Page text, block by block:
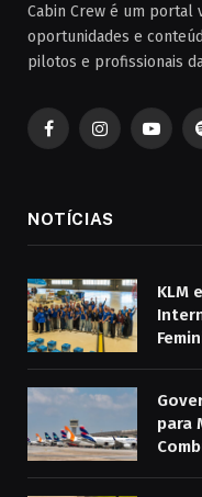
Cabin Crew é um portal
oportunidades e
pilotos e profissionais
FacebookInstagram
NOTÍCIAS
KLM
para